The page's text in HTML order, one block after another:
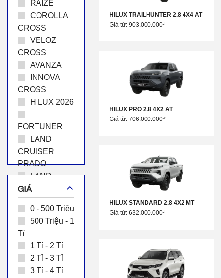
RAIZE
COROLLA
CROSS
VELOZ
CROSS
AVANZA
INNOVA
CROSS
HILUX 2026
FORTUNER
LAND
CRUISER
PRADO
LAND
CRUISER
GRANVIA
ALPHARD
LUXURY
GIÁ
0 - 500 Triệu
500 Triệu - 1
Tỉ
1 Tỉ - 2 Tỉ
2 Tỉ - 3 Tỉ
3 Tỉ - 4 Tỉ
HILUX TRAILHUNTER 2.8 4X4 AT
Giá từ: 903.000.000₫
HILUX PRO 2.8 4X2 AT
Giá từ: 706.000.000₫
HILUX STANDARD 2.8 4X2 MT
Giá từ: 632.000.000₫